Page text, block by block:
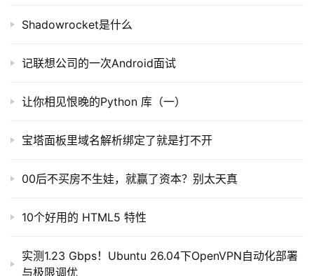
Shadowrocket是什么
记联想公司的一次Android面试
让你相见恨晚的Python 库（一）
宝塔面板里域名解析绑定了就是打不开
00后不买房不生娃，就赢了资本？别太天真
10个好用的 HTML5 特性
实测1.23 Gbps！Ubuntu 26.04下OpenVPN自动化部署
与极限调优